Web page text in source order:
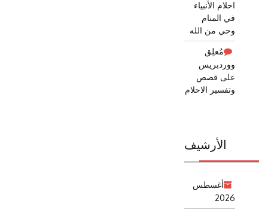
احلام الأنبياء
في المنام
وحي من الله
مُعلِق
ووردبريس
على قصص
وتفسير الاحلام
الأرشيف
أغسطس
2026